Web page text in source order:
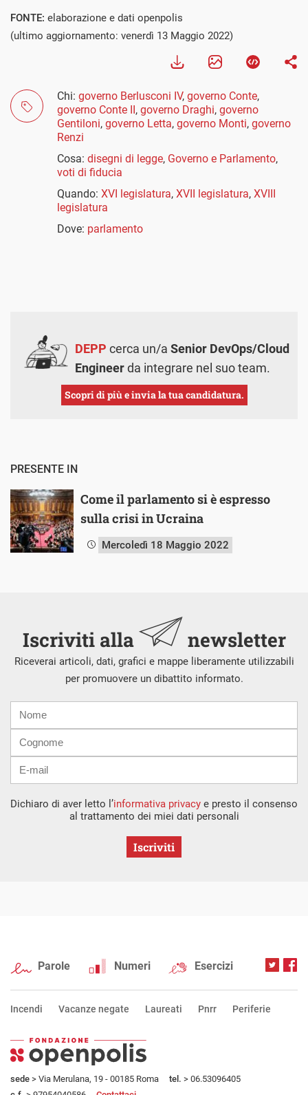
FONTE: elaborazione e dati openpolis
(ultimo aggiornamento: venerdì 13 Maggio 2022)
Chi: governo Berlusconi IV, governo Conte,
governo Conte II, governo Draghi, governo
Gentiloni, governo Letta, governo Monti, governo
Renzi
Cosa: disegni di legge, Governo e Parlamento,
voti di fiducia
Quando: XVI legislatura, XVII legislatura, XVIII
legislatura
Dove: parlamento
DEPP cerca un/a Senior DevOps/Cloud
Engineerda integrare nel suo team.
Scopri di più e invia la tua candidatura.
PRESENTE IN
Come il parlamento si è espresso
sulla crisi in Ucraina
Mercoledì 18 Maggio 2022
Iscriviti alla newsletter
Riceverai articoli, dati, grafici e mappe liberamente utilizzabili
per promuovere un dibattito informato.
mail
Dichiaro di aver letto l’informativa privacy e presto il consenso
al trattamento dei miei dati personali
Iscriviti
Parole Numeri Esercizi
Incendi Vacanze negate Laureati Pnrr Periferie
sede > Via Merulana, 19 - 00185 Roma tel. > 06.53096405